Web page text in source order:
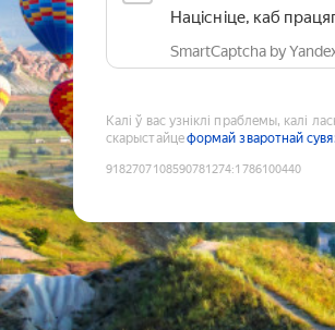
Націсніце, каб
SmartCaptcha by
Калі ў вас узніклі праблемы, калі
скарыстайцеформай зваротнай
9182707108590781274:1786100440